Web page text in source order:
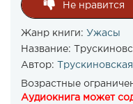
Не нравится
Жанр книги: Ужасы
Название:
Автор:
Возрастные
Аудиокнига может